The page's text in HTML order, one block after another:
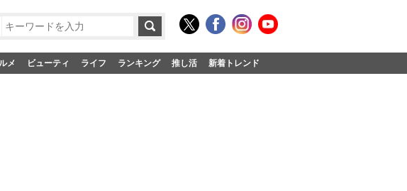
メ ビューティ ライフ ランキング 推し活 新着トレンド